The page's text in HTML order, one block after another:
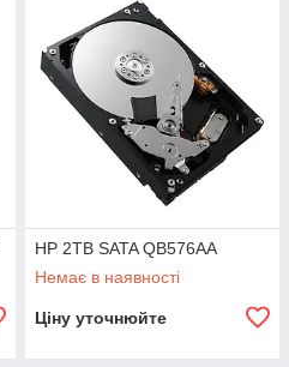
HP 2TB SATA QB576AA
Немає в наявності
Ціну уточнюйте